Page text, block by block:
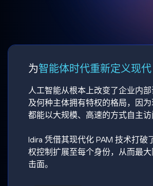
为智能体时代重新定义现代
人工智能从根本上改变了企业内
及何种主体拥有特权的格局，因
都能以大规模、高速的方式自主访
Idira 凭借其现代化 PAM 技术打破
权控制扩展至每个身份，从而最
击面。